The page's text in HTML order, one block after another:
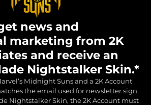
news and
marketing from 2K
and receive an
Nightstalker Skin.*
Midnight Suns and a 2K Account
the email used for newsletter sign
Nightstalker Skin, the 2K Account must